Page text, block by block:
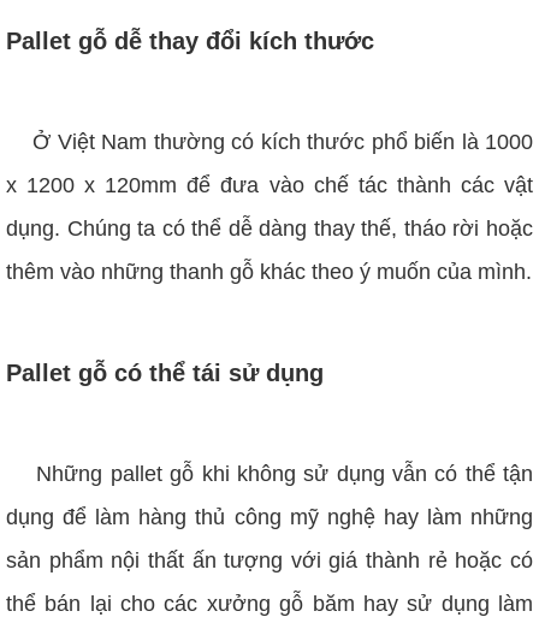
Pallet gỗ dễ thay đổi kích thước
Ở Việt Nam thường có kích thước phổ biến là 1000
x 1200 x 120mm để đưa vào chế tác thành các vật
dụng. Chúng ta có thể dễ dàng thay thế, tháo rời hoặc
thêm vào những thanh gỗ khác theo ý muốn của mình.
Pallet gỗ có thể tái sử dụng
Những pallet gỗ khi không sử dụng vẫn có thể tận
dụng để làm hàng thủ công mỹ nghệ hay làm những
sản phẩm nội thất ấn tượng với giá thành rẻ hoặc có
thể bán lại cho các xưởng gỗ băm hay sử dụng làm